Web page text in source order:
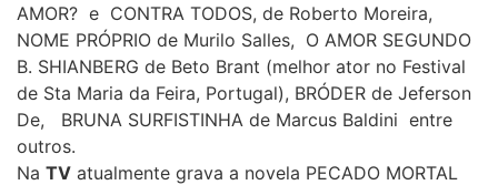
AMOR? e CONTRA TODOS, de Roberto Moreira,
NOME PRÓPRIO de Murilo Salles, O AMOR SEGUNDO
B. SHIANBERG de Beto Brant (melhor ator no Festival
de Sta Maria da Feira, Portugal), BRÓDER de Jeferson
De, BRUNA SURFISTINHA de Marcus Baldini entre
outros.
Na TV atualmente grava a novela PECADO MORTAL